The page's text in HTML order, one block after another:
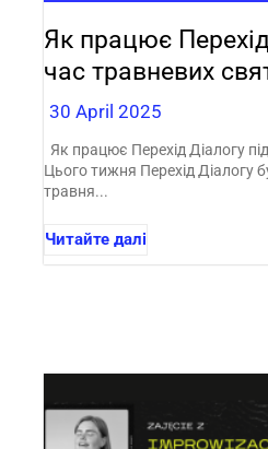
Як працює
час травневих
30 April 2025
Як працює Перехід Діалогу
Цього тижня Перехід Діалогу
травня...
Читайте далі